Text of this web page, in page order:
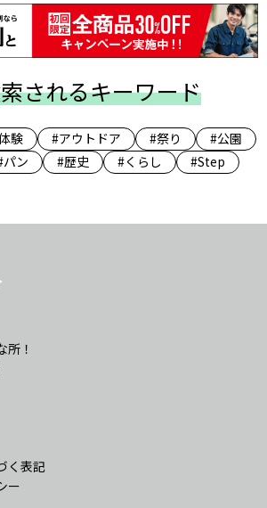
されるキーワード
験 #アウトドア #祭り
#公園
パン #歴史 #くらし #Step
所！
く表記
ー